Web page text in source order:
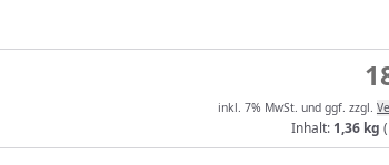
inkl. 7% MwSt. und ggf. zzgl.
Inhalt: 1,36 kg